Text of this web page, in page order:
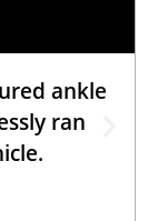
ankle
ran